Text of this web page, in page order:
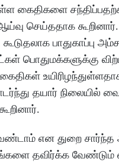
கைதிகளை
செய்ததாக
பாதுகாப்பு
பொதுமக்களுக்கு
தயார் நிலையில்
என துறை சார்ந்த
தவிர்க்க வேண்டும்